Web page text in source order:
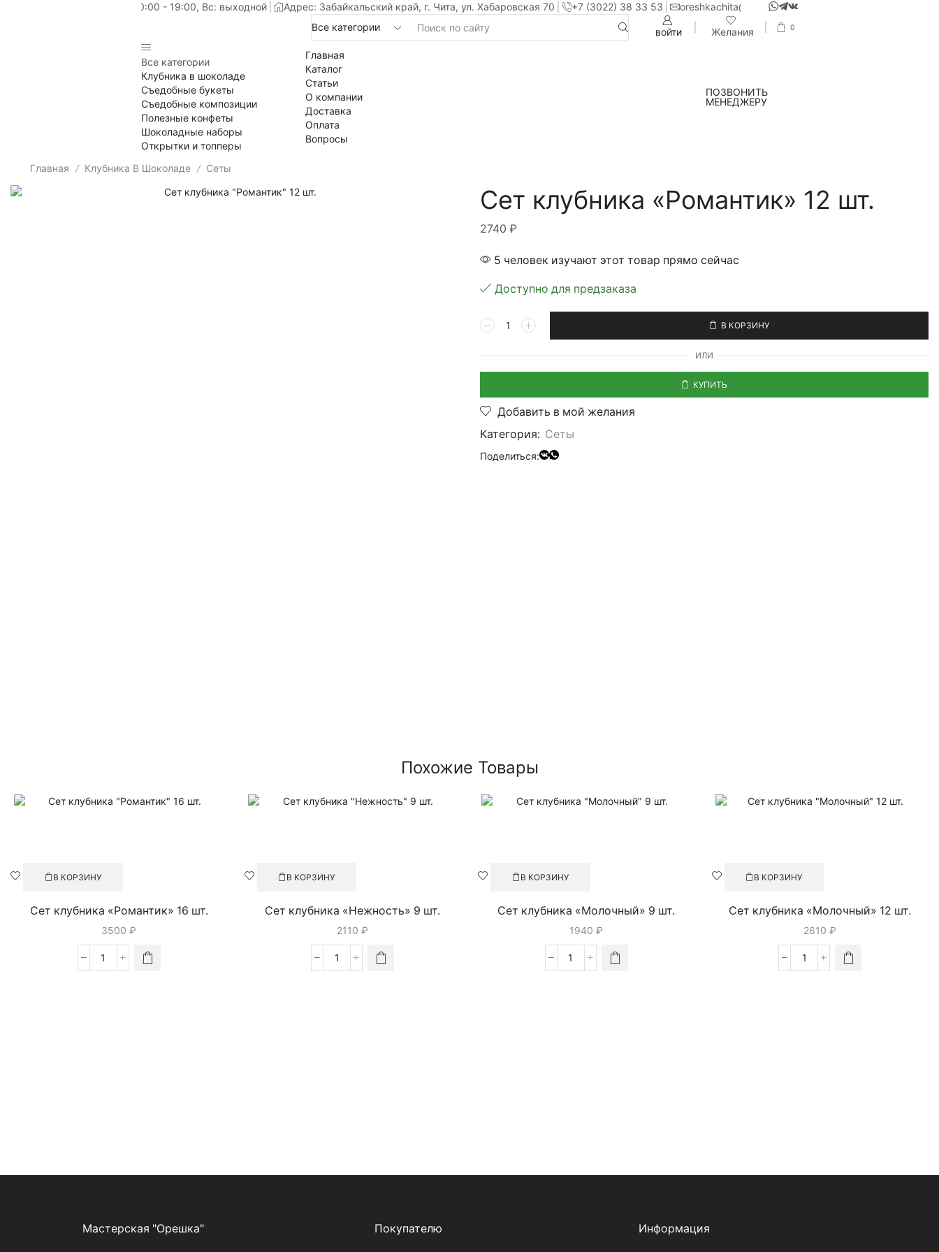
Пн-Сб: 10:00 - 19:00, Вс: выходной Адрес: Забайкальский край, г. Чита, ул. Хабаровская 70 +7 (3022) 38 33 53 oreshkachita@yandex.ru
войти Желания 0
Все категории
Клубника в шоколаде
Съедобные букеты
Съедобные композиции
Полезные конфеты
Шоколадные наборы
Открытки и топперы
Главная
Каталог
Статьи
О компании
Доставка
Оплата
Вопросы
ПОЗВОНИТЬ
МЕНЕДЖЕРУ
Главная / Клубника В Шоколаде / Сеты
Сет клубника «Романтик» 12 шт.
2740 ₽
5 человек изучают этот товар прямо сейчас
Доступно для предзаказа
В КОРЗИНУ
ИЛИ
КУПИТЬ
Добавить в мой желания
Категория: Сеты
Поделиться:
Похожие Товары
В КОРЗИНУ
Сет клубника «Романтик» 16 шт.
3500₽
В КОРЗИНУ
Сет клубника «Нежность» 9 шт.
2110₽
В КОРЗИНУ
Сет клубника «Молочный» 9 шт.
1940₽
В КОРЗИНУ
Сет клубника «Молочный» 12 шт.
2610₽
Мастерская "Орешка" Покупателю Информация